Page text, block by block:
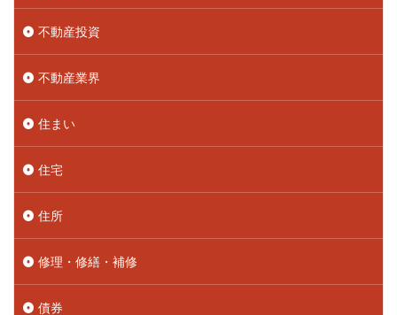
不動産投資
不動産業界
住まい
住宅
住所
修理・修繕・補修
債券